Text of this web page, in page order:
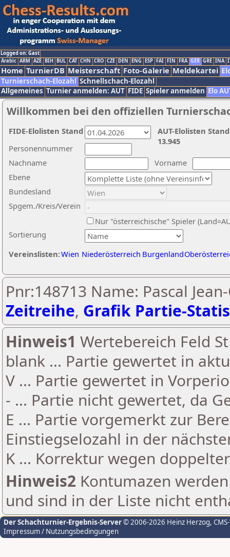
Logged on: Gast
Arabic ARM AZE BIH BUL CAT CHN CRO CZE DEN ENG ESP FAI FIN FRA GER GRE INA
Home TurnierDB Meisterschaft Foto-Galerie Meldekartei
Turnierschach-Elozahl Schnellschach-Elozahl
Allgemeines Turnier anmelden: AUT FIDE Spieler anmelden Elo
Willkommen bei den offiziellen
Nachname
Vorname
Ebene
Sortierung
Personennummer
Bundesland
Spgem./Kreis/Verein
Nur "österreichische" Spieler
Vereinslisten:Wien Niederösterreich Burgenland
AUT-Elolisten
13.945
FIDE-Elolisten Stand
Pnr:148713 Name: Pascal
Zeitreihe, Grafik Partie-
Hinweis1 Wertebereich Feld
blank ... Partie gewertet in
V ... Partie gewertet in
- ... Partie nicht gewertet, da
E ... Partie vorgemerkt zur
Einstiegselozahl in der
K ... Korrektur wegen
Hinweis2 Kontumazen
und sind in der Liste nicht
Der Schachturnier-Ergebnis-Server© 2006-2026 Heinz Herzog,
Impressum / Nutzungsbedingungen